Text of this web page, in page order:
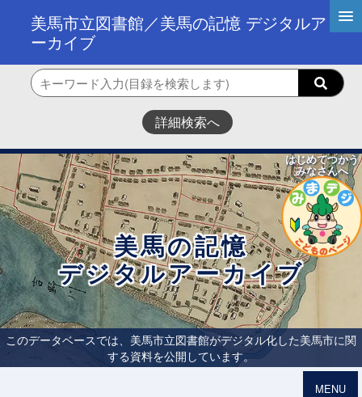
美馬市立図書館／美馬の記憶 デジタルア
ーカイブ
詳細検索へ
美馬の記憶
デジタルアーカイブ
このデータベースでは、美馬市立図書館がデジタル化した美馬市に関
する資料を公開しています。
はじめてつかう
みなさんへ
MENU